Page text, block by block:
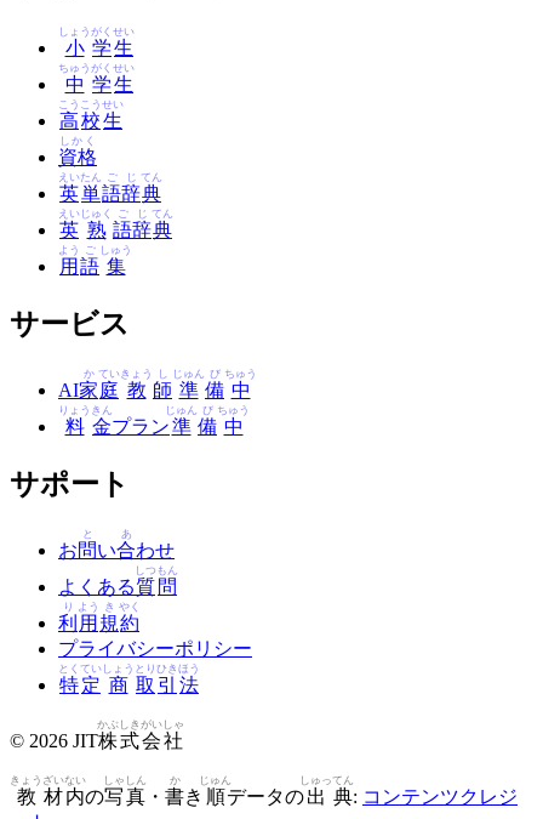
小
しょう
学
がく
生
せい
中
ちゅう
学
がく
生
せい
高
こう
校
こう
生
せい
資格
しかく
英
えい
単
たん
語
ご
辞
じ
典
てん
英
えい
熟
じゅく
語
ご
辞
じ
典
てん
用
よう
語
ご
集
しゅう
サービス
AI家
か
庭
てい
教
きょう
師
し
準
じゅん
備
び
中
ちゅう
料
りょう
金
きん
プラン準
じゅん
備
び
中
ちゅう
サポート
お問
と
い合
あ
わせ
よくある質
しつ
問
もん
利
り
用
よう
規
き
約
やく
プライバシーポリシー
特
とく
定
てい
商
しょう
取
とり
引
ひき
法
ほう
© 2026 JIT株
かぶ
式
しき
会
がい
社
しゃ
教
きょう
材
ざい
内
ない
の写
しゃ
真
しん
・ 書
か
き 順
じゅん
データの出
しゅっ
典
てん
: コンテンツクレジ